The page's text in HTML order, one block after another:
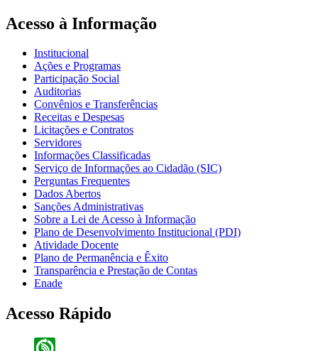
Acesso à Informação
Institucional
Ações e Programas
Participação Social
Auditorias
Convênios e Transferências
Receitas e Despesas
Licitações e Contratos
Servidores
Informações Classificadas
Serviço de Informações ao Cidadão (SIC)
Perguntas Frequentes
Dados Abertos
Sanções Administrativas
Sobre a Lei de Acesso à Informação
Plano de Desenvolvimento Institucional (PDI)
Atividade Docente
Plano de Permanência e Êxito
Transparência e Prestação de Contas
Enade
Acesso Rápido